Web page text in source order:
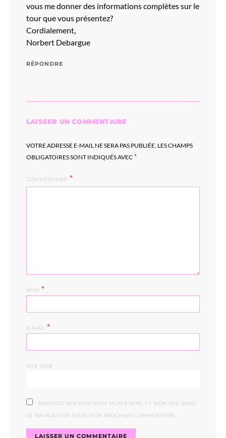
vous me donner des informations complètes sur le
tour que vous présentez?
Cordialement,
Norbert Debargue
RÉPONDRE
LAISSER UN COMMENTAIRE
VOTRE ADRESSE E-MAIL NE SERA PAS PUBLIÉE. LES CHAMPS
OBLIGATOIRES SONT INDIQUÉS AVEC *
COMMENTAIRE
NOM *
E-MAIL*
SITE WEB
ENREGISTRER MON NOM, MON E-MAIL ET MON SITE DANS
LE NAVIGATEUR POUR MON PROCHAIN COMMENTAIRE.